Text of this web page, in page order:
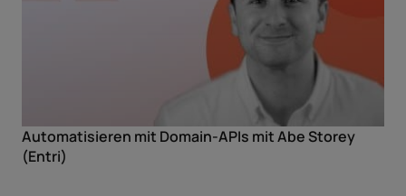
Automatisieren mit Domain-APIs mit Abe Storey
(Entri)